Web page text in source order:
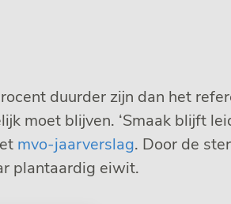
duurder zijn dan het
moet blijven. ‘Smaak blijft
mvo-jaarverslag. Door de
plantaardig eiwit.